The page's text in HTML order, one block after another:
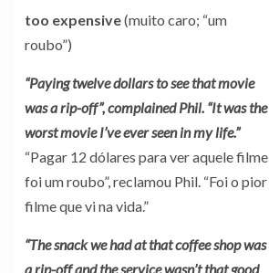
too expensive(muito caro; “um
roubo”)
“Paying twelve dollars to see that movie
was a rip-off”, complained Phil. “It was the
worst movie I’ve ever seen in my life.”
“Pagar 12 dólares para ver aquele filme
foi um roubo”, reclamou Phil. “Foi o pior
filme que vi na vida.”
“The snack we had at that coffee shop was
a rip-off and the service wasn’t that good